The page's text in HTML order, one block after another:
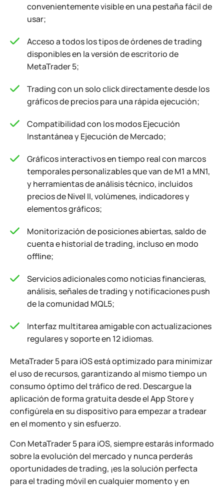
convenientemente visible en una pestaña fácil de
usar;
Acceso a todos los tipos de órdenes de trading
disponibles en la versión de escritorio de
MetaTrader 5;
Trading con un solo click directamente desde los
gráficos de precios para una rápida ejecución;
Compatibilidad con los modos Ejecución
Instantánea y Ejecución de Mercado;
Gráficos interactivos en tiempo real con marcos
temporales personalizables que van de M1 a MN1,
y herramientas de análisis técnico, incluidos
precios de Nivel II, volúmenes, indicadores y
elementos gráficos;
Monitorización de posiciones abiertas, saldo de
cuenta e historial de trading, incluso en modo
offline;
Servicios adicionales como noticias financieras,
análisis, señales de trading y notificaciones push
de la comunidad MQL5;
Interfaz multitarea amigable con actualizaciones
regulares y soporte en 12 idiomas.
MetaTrader 5 para iOS está optimizado para minimizar
el uso de recursos, garantizando al mismo tiempo un
consumo óptimo del tráfico de red. Descargue la
aplicación de forma gratuita desde el App Store y
configúrela en su dispositivo para empezar a tradear
en el momento y sin esfuerzo.
Con MetaTrader 5 para iOS, siempre estarás informado
sobre la evolución del mercado y nunca perderás
oportunidades de trading, ¡es la solución perfecta
para el trading móvil en cualquier momento y en